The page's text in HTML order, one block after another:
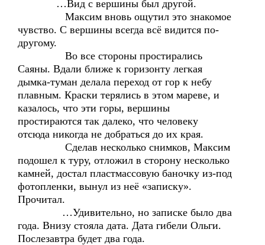
…Вид с вершины был другой.
Максим вновь ощутил это знакомое
чувство. С вершины всегда всё видится по-
другому.
Во все стороны простирались
Саяны. Вдали ближе к горизонту легкая
дымка-туман делала переход от гор к небу
плавным. Краски терялись в этом мареве, и
казалось, что эти горы, вершины
простираются так далеко, что человеку
отсюда никогда не добраться до их края.
Сделав несколько снимков, Максим
подошел к туру, отложил в сторону несколько
камней, достал пластмассовую баночку из-под
фотопленки, вынул из неё «записку».
Прочитал.
…Удивительно, но записке было два
года. Внизу стояла дата. Дата гибели Ольги.
Послезавтра будет два года.